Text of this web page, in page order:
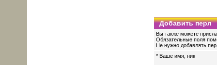
Добавить перл
Вы также можете
Обязательные поля
Не нужно добавлять
* Ваше имя, ник